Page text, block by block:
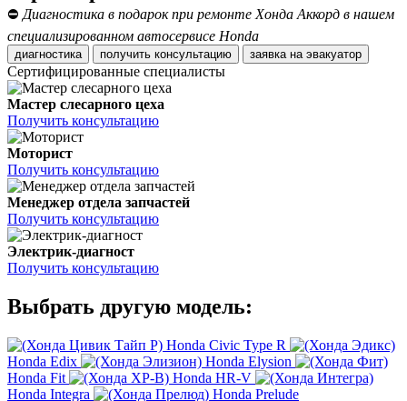
⛔ Диагностика в подарок при ремонте Хонда Аккорд в нашем
специализированном автосервисе Honda
диагностика получить консультацию заявка на эвакуатор
Сертифицированные специалисты
Мастер слесарного цеха
Получить консультацию
Моторист
Получить консультацию
Менеджер отдела запчастей
Получить консультацию
Электрик-диагност
Получить консультацию
Выбрать другую модель:
Honda Civic Type R
Honda Edix
Honda Elysion
Honda Fit
Honda HR-V
Honda Integra
Honda Prelude